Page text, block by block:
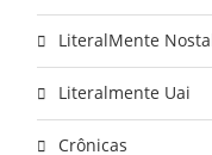
LiteralMente
Literalmente Uai
Crônicas